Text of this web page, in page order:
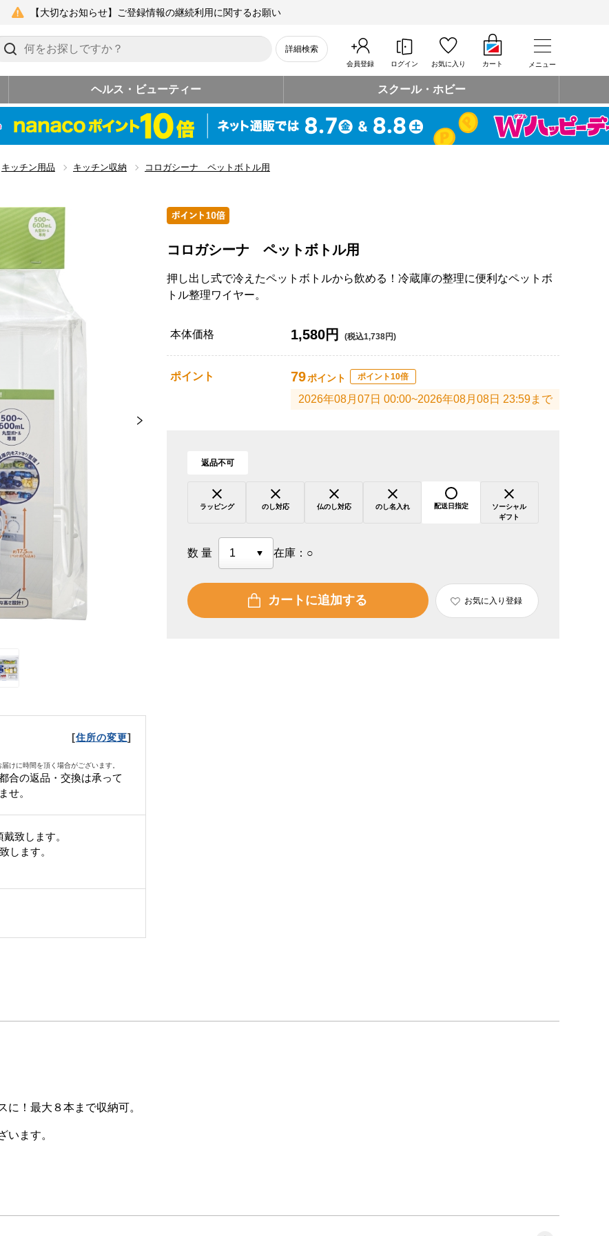
【大切なお知らせ】ご登録情報の継続利用に関するお願い
詳細検索
会員登録 ログイン お気に入り カート メニュー
ヘルス・ビューティー スクール・ホビー
キッチン用品 キッチン収納 コロガシーナ ペットボトル用
[住所の変更]
けに時間を頂く場合がございます。
合の返品・交換は承って
せ。
戴致します。
します。
コロガシーナ ペットボトル用
押し出し式で冷えたペットボトルから飲める！冷蔵庫の整理に便利なペットボ
トル整理ワイヤー。
本体価格 1,580円 (税込1,738円)
ポイント 79ポイント ポイント10倍
2026年08月07日 00:00~2026年08月08日 23:59まで
返品不可
ラッピング のし対応 仏のし対応 のし名入れ 配送日指定
ソーシャル
ギフト
数量 在庫： ○
カートに追加する お気に入り登録
！最大８本まで収納可。
ます。